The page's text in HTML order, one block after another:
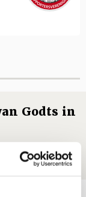
Godts in